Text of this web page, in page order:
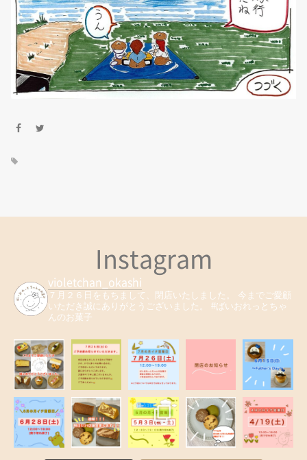
Instagram
violetchan_okashi
７月２６日をもちまして、閉店いたしました。
今までご愛顧
いただき誠にありがとうございました。
#ばいおれっとちゃ
んのお菓子